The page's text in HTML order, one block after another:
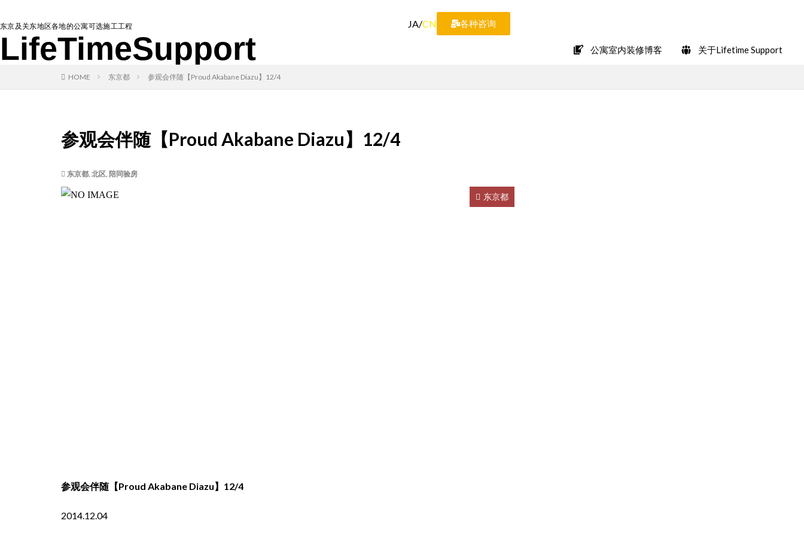
东京及关东地区各地的公寓可选施工工程
LifeTimeSupport
JA/CN 各种咨询
公寓室内装修博客 关于Lifetime Support
HOME 东京都 参观会伴随【Proud Akabane Diazu】12/4
参观会伴随【Proud Akabane Diazu】12/4
东京都, 北区, 陪同验房
东京都
参观会伴随【Proud Akabane Diazu】12/4
2014.12.04